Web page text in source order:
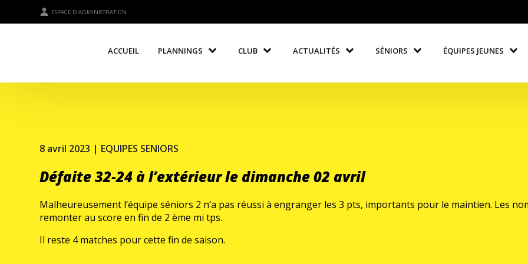
ESPACE D'ADMINISTRATION
ACCUEIL PLANNINGS CLUB ACTUALITÉS SÉNIORS ÉQUIPES JEUNES
8 avril 2023 | EQUIPES SENIORS
Défaite 32-24 à l’extérieur le dimanche 02 avril
Malheureusement l’équipe séniors 2 n’a pas réussi à engranger les 3 pts, importants pour le maintien. Les
remonter au score en fin de 2 ème mi tps.
Il reste 4 matches pour cette fin de saison.